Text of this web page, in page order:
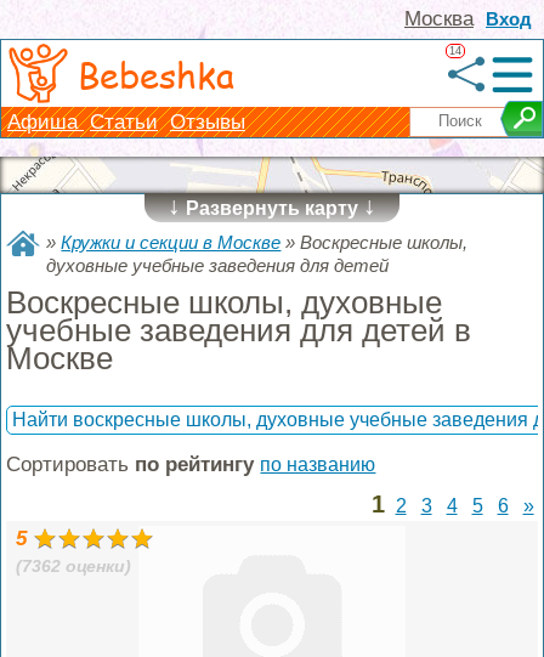
Вход
Москва
Bebeshka 14
Афиша Статьи Отзывы
↓Развернуть карту↓
»Кружки и секции в Москве »Воскресные школы,
духовные учебные заведения для детей
Воскресные школы, духовные
учебные заведения для детей в
Москве
Найти воскресные школы, духовные учебные заведения
Сортировать по рейтингу по названию
1 2 3 4 5 6 »
5
(7362 оценки)